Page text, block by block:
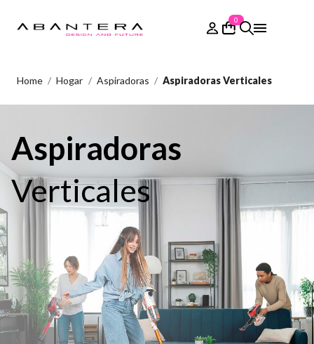
0
Home Hogar Aspiradoras Aspiradoras Verticales
Aspiradoras
Verticales